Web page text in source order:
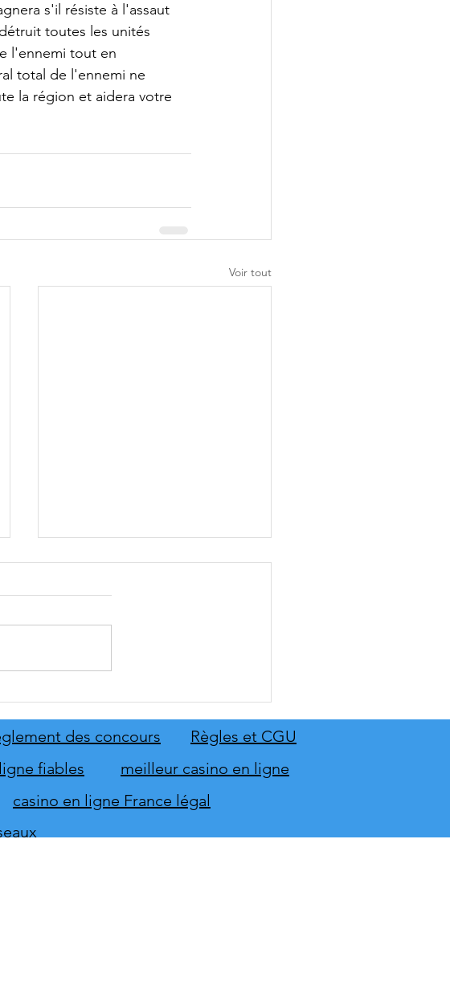
s'il résiste à l'assaut
toutes les unités
l'ennemi tout en
total de l'ennemi ne
la région et aidera votre
Voir tout
de son extension Homme
d'honneur
Règles et CGU
des concours
meilleur casino en ligne
fiables
casino en ligne France légal